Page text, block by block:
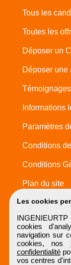
Les cookies
cookies
navigation sur
cookies, nos
confidentialité
vos centres
Tous les
Toutes les
Déposer un
Déposer une
Informations
Paramètres
Conditions
Conditions
Plan du site